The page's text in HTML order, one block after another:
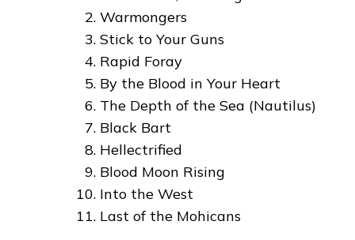
Warmongers
Stick to Your Guns
Rapid Foray
By the Blood in Your Heart
The Depth of the Sea (Nautilus)
Black Bart
Hellectrified
Blood Moon Rising
Into the West
Last of the Mohicans